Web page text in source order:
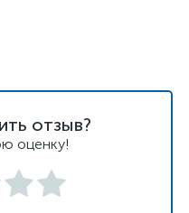
отзыв?
оценку!